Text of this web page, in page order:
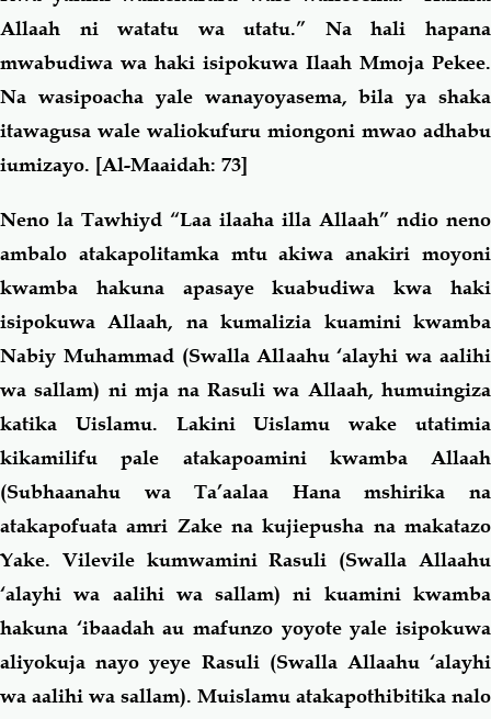
Allaah ni watatu wa utatu.” Na hali hapana
mwabudiwa wa haki isipokuwa Ilaah Mmoja Pekee.
Na wasipoacha yale wanayoyasema, bila ya shaka
itawagusa wale waliokufuru miongoni mwao adhabu
iumizayo. [Al-Maaidah: 73]
Neno la Tawhiyd “Laa ilaaha illa Allaah” ndio neno
ambalo atakapolitamka mtu akiwa anakiri moyoni
kwamba hakuna apasaye kuabudiwa kwa haki
isipokuwa Allaah, na kumalizia kuamini kwamba
Nabiy Muhammad (Swalla Allaahu ‘alayhi wa aalihi
wa sallam) ni mja na Rasuli wa Allaah, humuingiza
katika Uislamu. Lakini Uislamu wake utatimia
kikamilifu pale atakapoamini kwamba Allaah
(Subhaanahu wa Ta’aalaa Hana mshirika na
atakapofuata amri Zake na kujiepusha na makatazo
Yake. Vilevile kumwamini Rasuli (Swalla Allaahu
‘alayhi wa aalihi wa sallam) ni kuamini kwamba
hakuna ‘ibaadah au mafunzo yoyote yale isipokuwa
aliyokuja nayo yeye Rasuli (Swalla Allaahu ‘alayhi
wa aalihi wa sallam). Muislamu atakapothibitika nalo